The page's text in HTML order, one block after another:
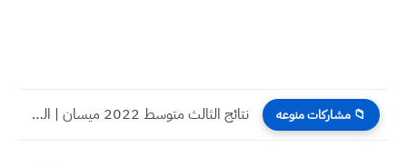
📁 مشاركات منوعه نتائج الثالث متوسط 2022 ميسان | العمارة الدور الاول